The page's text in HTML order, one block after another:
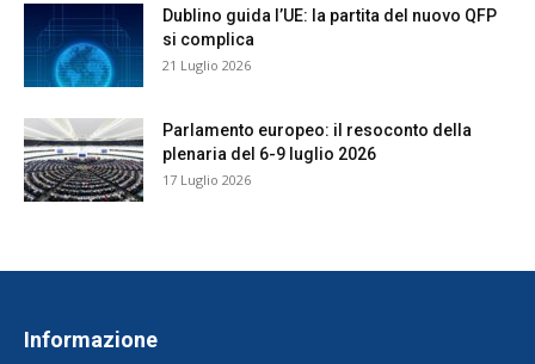
Dublino guida l’UE: la partita del nuovo QFP
si complica
21 Luglio 2026
Parlamento europeo: il resoconto della
plenaria del 6-9 luglio 2026
17 Luglio 2026
Informazione